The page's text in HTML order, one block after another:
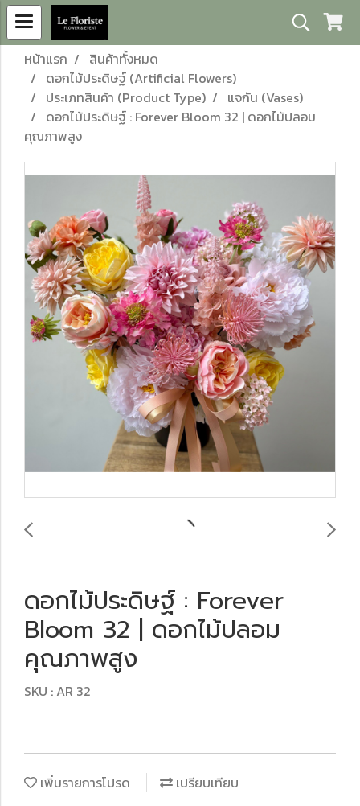
หน้าแรก
สินค้าทั้งหมด
ดอกไม้ประดิษฐ์ (Artificial Flowers)
ประเภทสินค้า (Product Type)
แจกัน (Vases)
ดอกไม้ประดิษฐ์ : Forever Bloom 32 | ดอกไม้ปลอม
คุณภาพสูง
ดอกไม้ประดิษฐ์ : Forever
Bloom 32 | ดอกไม้ปลอม
คุณภาพสูง
SKU : AR 32
เพิ่มรายการโปรด
เปรียบเทียบ